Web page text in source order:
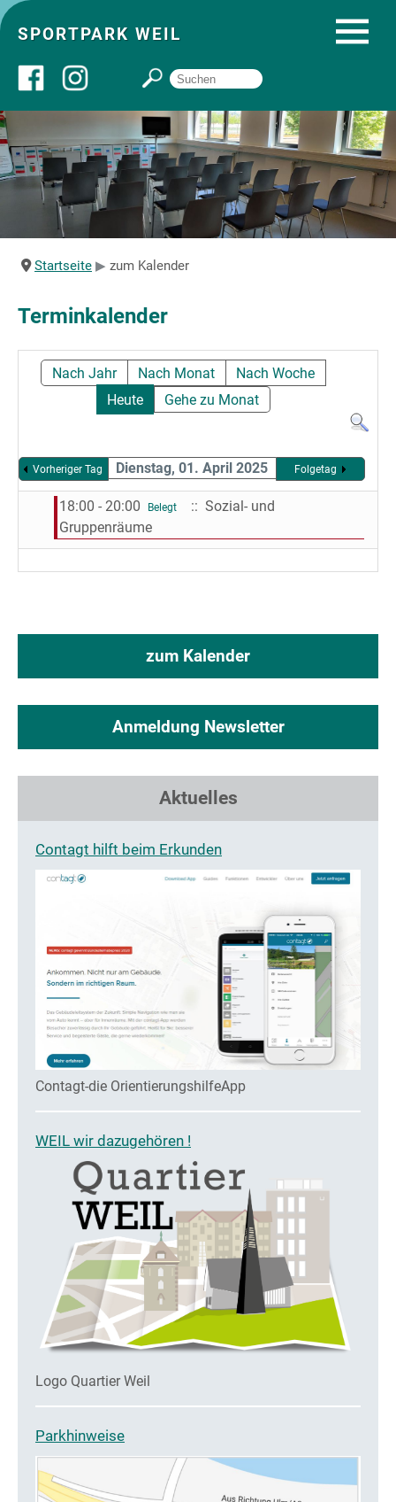
SPORTPARK WEIL
Über uns
Startseite
Angebote
Sportpark
Startseite zum Kalender
Terminkalender
Nach Jahr Nach Monat
Nach Woche
Heute
Gehe zu Monat
Vorheriger Tag Dienstag, 01. April 2025 Folgetag
18:00 - 20:00 Belegt
:: Sozial- und
Gruppenräume
zum Kalender
Anmeldung Newsletter
Aktuelles
Contagt hilft beim Erkunden
Contagt-die OrientierungshilfeApp
WEIL wir dazugehören !
Logo Quartier Weil
Parkhinweise